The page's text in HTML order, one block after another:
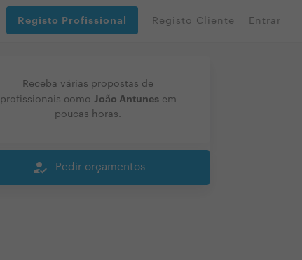
Registo Profissional Registo Cliente Entrar
Receba várias propostas de
profissionais como João Antunesem
poucas horas.
how_to_reg Pedir orçamentos